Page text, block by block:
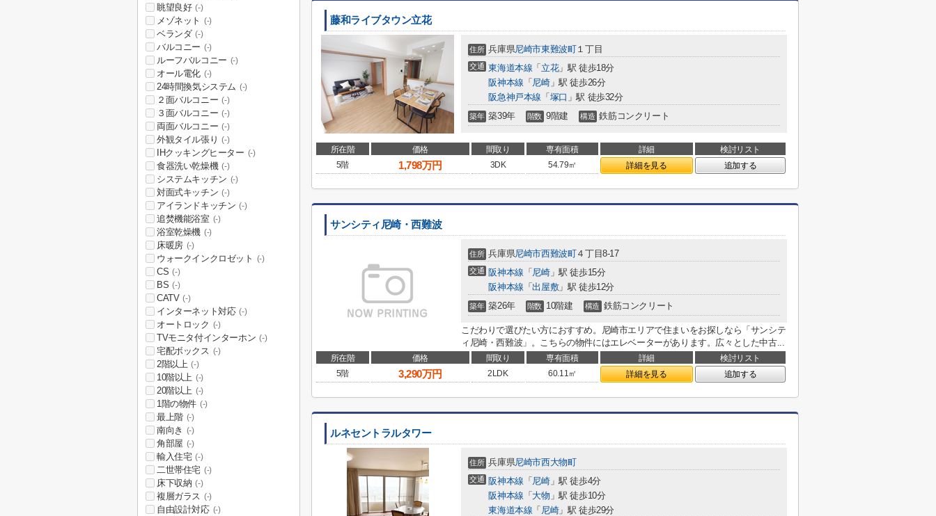
藤和ライブタウン立花
住所 兵庫県尼崎市東難波町１丁目
交通 東海道本線 「 立花」駅 徒歩18分
阪神本線 「 尼崎」駅 徒歩26分
阪急神戸本線 「 塚口 」駅 徒歩32分
築年 築39年 階数 9階建 構造 鉄筋コンクリート
所在階 価格 間取り 専有面積 詳細
検討リスト
5階
1,798万円 3DK 54.79㎡ 詳細を見る 追加する
サンシティ尼崎・西難波
住所 兵庫県尼崎市西難波町４丁目8-17
交通 阪神本線 「 尼崎」駅 徒歩15分
阪神本線 「出屋敷」駅 徒歩12分
築年 築26年 階数 10階建 構造 鉄筋コンクリート
こだわりで選びたい方におすすめ。尼崎市エリアで住まいをお探しなら「サンシテ
ィ尼崎・西難波」。こちらの物件にはエレベーターがあります。広々とした中古...
所在階 価格 間取り 専有面積 詳細
検討リスト
5階
3,290万円 2LDK 60.11㎡ 詳細を見る 追加する
ルネセントラルタワー
住所 兵庫県尼崎市西大物町
交通 阪神本線 「 尼崎」駅 徒歩4分
阪神本線 「 大物 」駅 徒歩10分
東海道本線 「 尼崎」駅 徒歩29分
眺望良好 (-)
メゾネット (-)
ベランダ (-)
バルコニー (-)
ルーフバルコニー (-)
オール電化 (-)
24時間換気システム (-)
２面バルコニー (-)
３面バルコニー (-)
両面バルコニー (-)
外観タイル張り (-)
IHクッキングヒーター (-)
食器洗い乾燥機 (-)
システムキッチン (-)
対面式キッチン (-)
アイランドキッチン (-)
追焚機能浴室 (-)
浴室乾燥機 (-)
床暖房 (-)
ウォークインクロゼット (-)
CS (-)
BS (-)
CATV (-)
インターネット対応 (-)
オートロック (-)
TVモニタ付インターホン (-)
宅配ボックス (-)
2階以上 (-)
10階以上 (-)
20階以上 (-)
1階の物件 (-)
最上階 (-)
南向き (-)
角部屋 (-)
輸入住宅 (-)
二世帯住宅 (-)
床下収納 (-)
複層ガラス (-)
自由設計対応 (-)